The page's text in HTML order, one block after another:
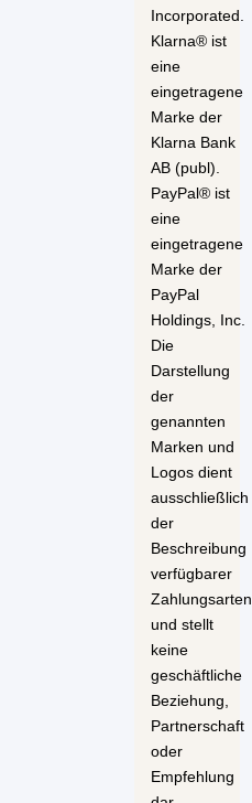
Incorporated.
Klarna® ist
eine
eingetragene
Marke der
Klarna Bank
AB (publ).
PayPal® ist
eine
eingetragene
Marke der
PayPal
Holdings, Inc.
Die
Darstellung
der
genannten
Marken und
Logos dient
ausschließlich
der
Beschreibung
verfügbarer
Zahlungsarten
und stellt
keine
geschäftliche
Beziehung,
Partnerschaft
oder
Empfehlung